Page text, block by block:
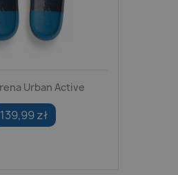
Urban Active
139,99 zł